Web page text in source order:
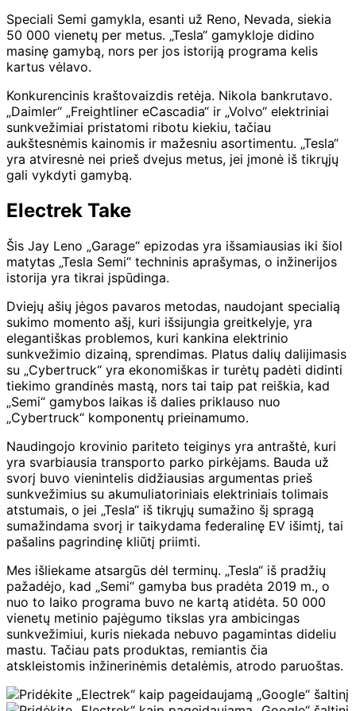
Speciali Semi gamykla, esanti už Reno, Nevada, siekia
50 000 vienetų per metus. „Tesla“ gamykloje didino
masinę gamybą, nors per jos istoriją programa kelis
kartus vėlavo.
Konkurencinis kraštovaizdis retėja. Nikola bankrutavo.
„Daimler“ „Freightliner eCascadia“ ir „Volvo“ elektriniai
sunkvežimiai pristatomi ribotu kiekiu, tačiau
aukštesnėmis kainomis ir mažesniu asortimentu. „Tesla“
yra atviresnė nei prieš dvejus metus, jei įmonė iš tikrųjų
gali vykdyti gamybą.
Electrek Take
Šis Jay Leno „Garage“ epizodas yra išsamiausias iki šiol
matytas „Tesla Semi“ techninis aprašymas, o inžinerijos
istorija yra tikrai įspūdinga.
Dviejų ašių jėgos pavaros metodas, naudojant specialią
sukimo momento ašį, kuri išsijungia greitkelyje, yra
elegantiškas problemos, kuri kankina elektrinio
sunkvežimio dizainą, sprendimas. Platus dalių dalijimasis
su „Cybertruck“ yra ekonomiškas ir turėtų padėti didinti
tiekimo grandinės mastą, nors tai taip pat reiškia, kad
„Semi“ gamybos laikas iš dalies priklauso nuo
„Cybertruck“ komponentų prieinamumo.
Naudingojo krovinio pariteto teiginys yra antraštė, kuri
yra svarbiausia transporto parko pirkėjams. Bauda už
svorį buvo vienintelis didžiausias argumentas prieš
sunkvežimius su akumuliatoriniais elektriniais tolimais
atstumais, o jei „Tesla“ iš tikrųjų sumažino šį spragą
sumažindama svorį ir taikydama federalinę EV išimtį, tai
pašalins pagrindinę kliūtį priimti.
Mes išliekame atsargūs dėl terminų. „Tesla“ iš pradžių
pažadėjo, kad „Semi“ gamyba bus pradėta 2019 m., o
nuo to laiko programa buvo ne kartą atidėta. 50 000
vienetų metinio pajėgumo tikslas yra ambicingas
sunkvežimiui, kuris niekada nebuvo pagamintas dideliu
mastu. Tačiau pats produktas, remiantis čia
atskleistomis inžinerinėmis detalėmis, atrodo paruoštas.